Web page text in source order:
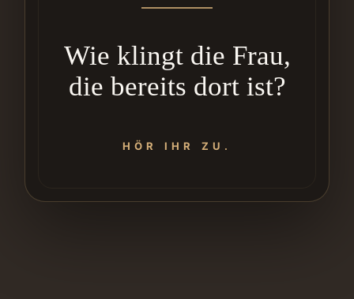
Wie klingt die Frau,
die bereits dort ist?
HÖR IHR ZU.